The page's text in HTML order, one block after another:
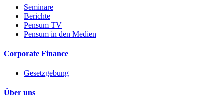
Seminare
Berichte
Pensum TV
Pensum in den Medien
Corporate Finance
Gesetzgebung
Über uns